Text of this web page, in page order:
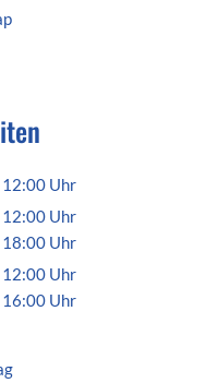
12:00Uhr
Von 09:00 bis 12:00 Uhr
12:00Uhr
Von 09:00 bis 12:00 Uhr
18:00Uhr
Von 13:00 bis 18:00 Uhr
12:00Uhr
Von 09:00 bis 12:00 Uhr
16:00Uhr